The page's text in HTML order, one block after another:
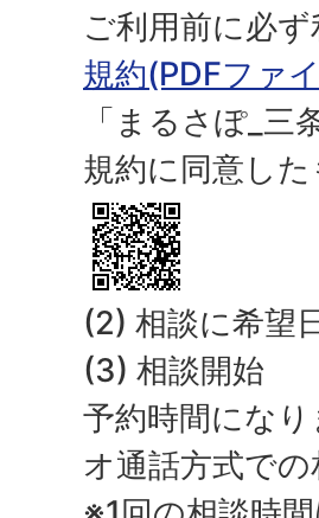
ご利用前に必
規約(PDFファ
「まるさぽ_
規約に同意し
(2) 相談に希望
(3) 相談開始
予約時間にな
オ通話方式で